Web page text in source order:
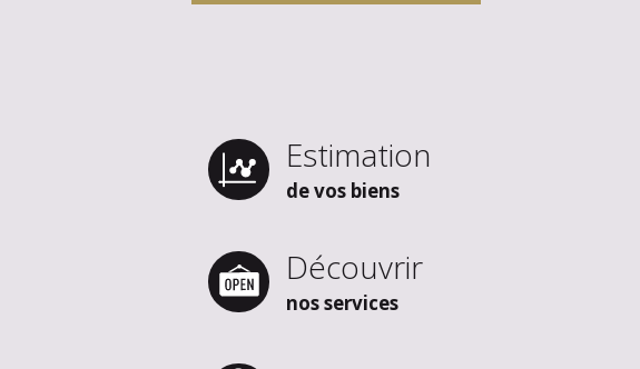
Estimation
de vos biens
Découvrir
nos services